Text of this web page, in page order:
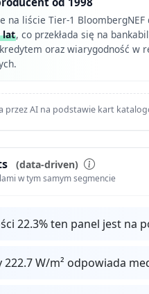
na liście Tier-1 BloombergNEF
lat, co przekłada się na
oraz wiarygodność w
przez AI na podstawie kart
(data-driven)
w tym samym segmencie
22.3% ten panel jest na
222.7 W/m² odpowiada